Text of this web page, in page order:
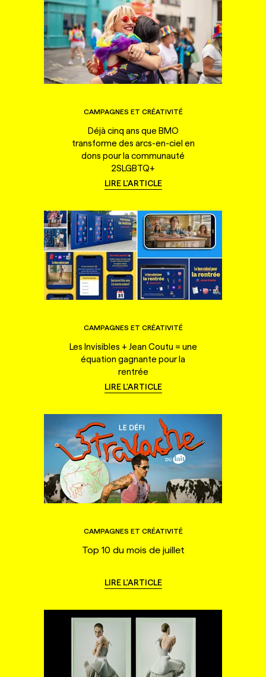
CAMPAGNES ET CRÉATIVITÉ
Déjà cinq ans que BMO
transforme des arcs-en-ciel en
dons pour la communauté
2SLGBTQ+
LIRE L'ARTICLE
CAMPAGNES ET CRÉATIVITÉ
Les Invisibles + Jean Coutu = une
équation gagnante pour la
rentrée
LIRE L'ARTICLE
CAMPAGNES ET CRÉATIVITÉ
Top 10 du mois de juillet
LIRE L'ARTICLE